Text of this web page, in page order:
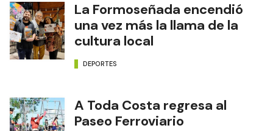
La Formoseñada encendió
una vez más la llama de la
cultura local
DEPORTES
A Toda Costa regresa al
Paseo Ferroviario